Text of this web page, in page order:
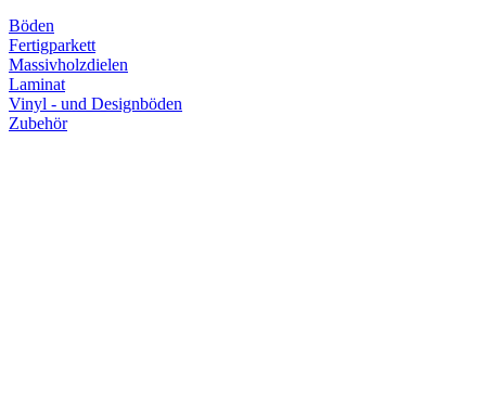
Böden
Fertigparkett
Massivholzdielen
Laminat
Vinyl - und Designböden
Zubehör